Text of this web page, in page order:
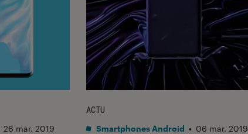
26 mar. 2019
ACTU
Smartphones Android • 06 mar. 2019